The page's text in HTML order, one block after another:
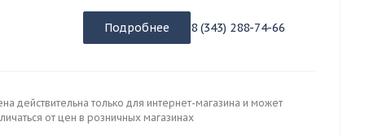
Подробнее 8 (343) 288-74-66
действительна только для интернет-магазина и может
от цен в розничных магазинах